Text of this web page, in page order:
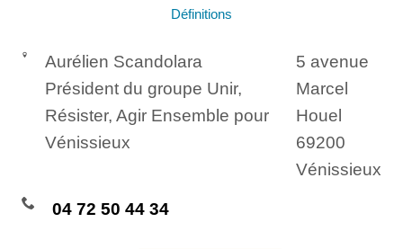
Définitions
Aurélien Scandolara
Président du groupe Unir,
Résister, Agir Ensemble pour
Vénissieux
5 avenue
Marcel
Houel
69200
Vénissieux
04 72 50 44 34